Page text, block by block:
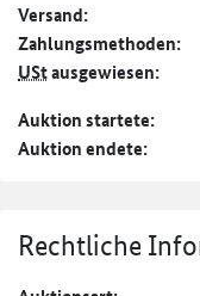
Versand:
Zahlungs­methoden:
UStausgewiesen:
Auktion startete:
Auktion endete:
Rechtliche